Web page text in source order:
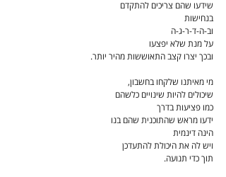
שידעו שהם צריכים להתקדם
בנחישות
וב-ה-ד-ר-ג-ה
על מנת שלא יפצעו
ובכך יצרו קצב התאוששות מהיר יותר.
מי מאיתנו שלקחו בחשבון,
שיכולים להיות שינויים כלשהם
כמו פציעות בדרך
ידעו מראש שהתוכנית שהם בנו
הינה דינמית
ויש לה את היכולת להתעדכן
תוך כדי תנועה.